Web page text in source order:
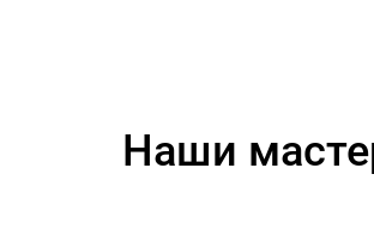
Наши